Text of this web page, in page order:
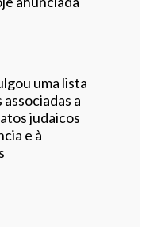
uma lista
a
judaicos
e à